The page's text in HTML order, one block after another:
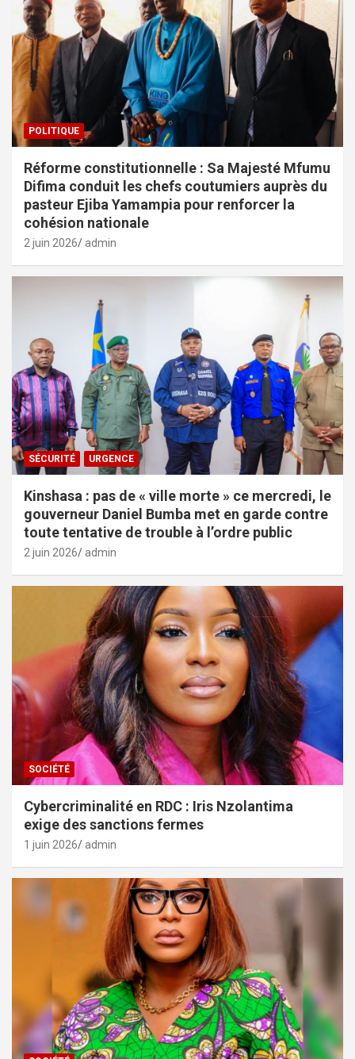
POLITIQUE
Réforme constitutionnelle : Sa Majesté Mfumu
Difima conduit les chefs coutumiers auprès du
pasteur Ejiba Yamampia pour renforcer la
cohésion nationale
2 juin 2026 admin
SÉCURITÉ URGENCE
Kinshasa : pas de « ville morte » ce mercredi, le
gouverneur Daniel Bumba met en garde contre
toute tentative de trouble à l’ordre public
2 juin 2026 admin
SOCIÉTÉ
Cybercriminalité en RDC : Iris Nzolantima
exige des sanctions fermes
1 juin 2026 admin